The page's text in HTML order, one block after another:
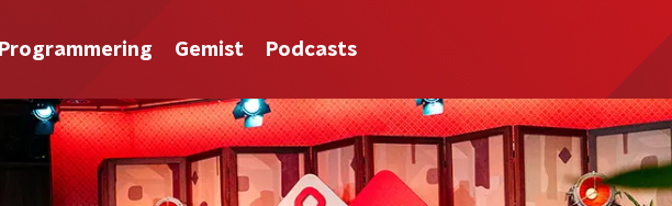
Programmering Gemist Podcasts